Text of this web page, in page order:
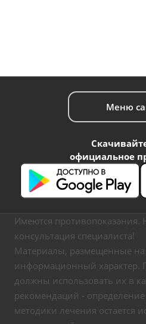
Меню
официальное
Имеются противопоказания.
консультация специалиста!
Материалы, размещенные на
информационный характер.
должны использовать их в
рекомендаций -
методики лечения остается